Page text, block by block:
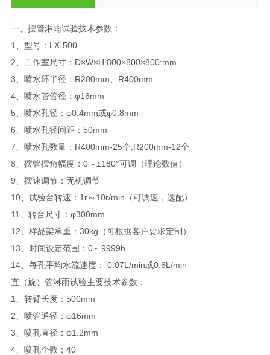
一、摆管淋雨试验技术参数：
1、型号：LX-500
2、工作室尺寸：D×W×H 800×800×800:mm
3、喷水环半径：R200mm、R400mm
4、喷水管管径：φ16mm
5、喷水孔径：φ0.4mm或φ0.8mm
6、喷水孔径间距：50mm
7、喷水孔数量：R400mm-25个,R200mm-12个
8、摆管摆角幅度：0～±180°可调（理论数值）
9、摆速调节：无机调节
10、试验台转速：1r～10r/min（可调速，选配）
11、转台尺寸：φ300mm
12、样品架承重：30kg（可根据客户要求定制）
13、时间设定范围：0～9999h
14、每孔平均水流速度： 0.07L/min或0.6L/min
直（旋）管淋雨试验主要技术参数：
1、转臂长度：500mm
2、喷管通径：φ16mm
3、喷孔直径：φ1.2mm
4、喷孔个数：40